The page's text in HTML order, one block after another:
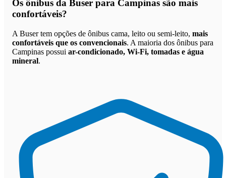
Os ônibus da Buser para Campinas são mais
confortáveis?
A Buser tem opções de ônibus cama, leito ou semi-leito, mais
confortáveis que os convencionais. A maioria dos ônibus para
Campinas possui ar-condicionado, Wi-Fi, tomadas e água
mineral.